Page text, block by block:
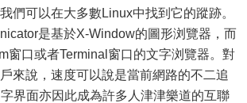
們可以在大多數Linux中找到它的蹤跡。
是基於X-Window的圖形浏覽器，而
窗口或者Terminal窗口的文字浏覽器。對
來說，速度可以說是當前網路的不二追
界面亦因此成為許多人津津樂道的互聯